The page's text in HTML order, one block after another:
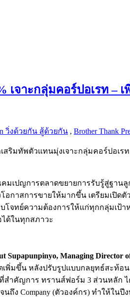
จาะกลุ่มคอร์ปอเรท – เ
วิ่งด้วยกัน สู้ด้วยกัน , Brother Thank
สริมทัพตัวแทนมุ่งเจาะกลุ่มคอร์ปอเ
มเปญการตลาดขยายการรับรู้สู่ฐาน
อกาสการขายให้มากขึ้น เตรียมเปิ
โจทย์ความต้องการให้แก่ทุกกลุ่มเป้
ด้ในทุกสภาวะ
Managing Director
เพิ่มขึ้น หลังปรับรูปแบบกลยุทธ์สะท้
าร ทรานส์ฟอร์ม 3 ส่วนหลัก ได้แก่
จนถึง Company (ตัวองค์กร) ทำให้